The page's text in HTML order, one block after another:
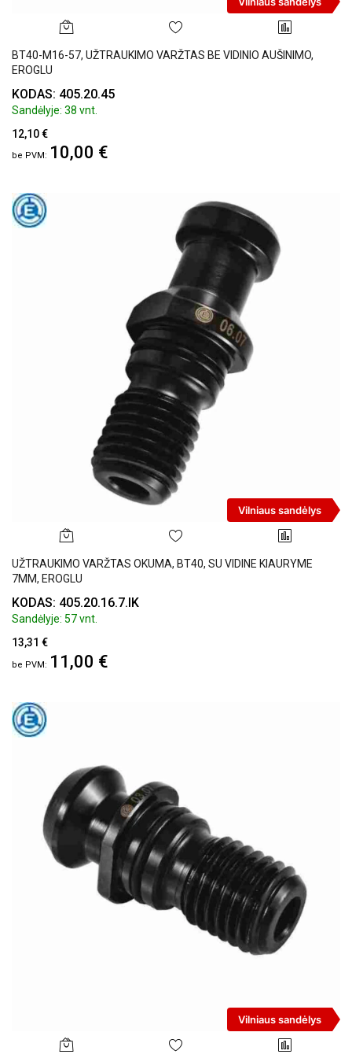
BT40-M16-57, UŽTRAUKIMO VARŽTAS BE VIDINIO AUŠINIMO,
EROGLU
KODAS: 405.20.45
Sandėlyje: 38 vnt.
12,10 €
10,00 €
Vilniaus sandėlys
UŽTRAUKIMO VARŽTAS OKUMA, BT40, SU VIDINE KIAURYME
7MM, EROGLU
KODAS: 405.20.16.7.IK
Sandėlyje: 57 vnt.
13,31 €
11,00 €
Vilniaus sandėlys